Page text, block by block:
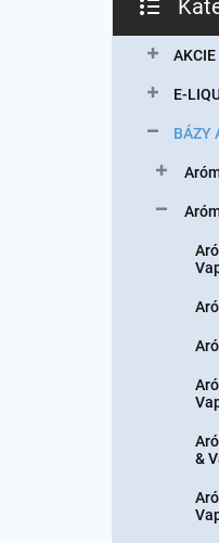
kategórie
E-
BÁZY
&